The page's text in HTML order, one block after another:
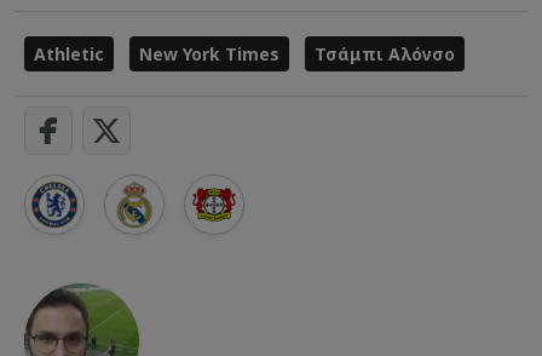
Athletic New York Times Τσάμπι Αλόνσο